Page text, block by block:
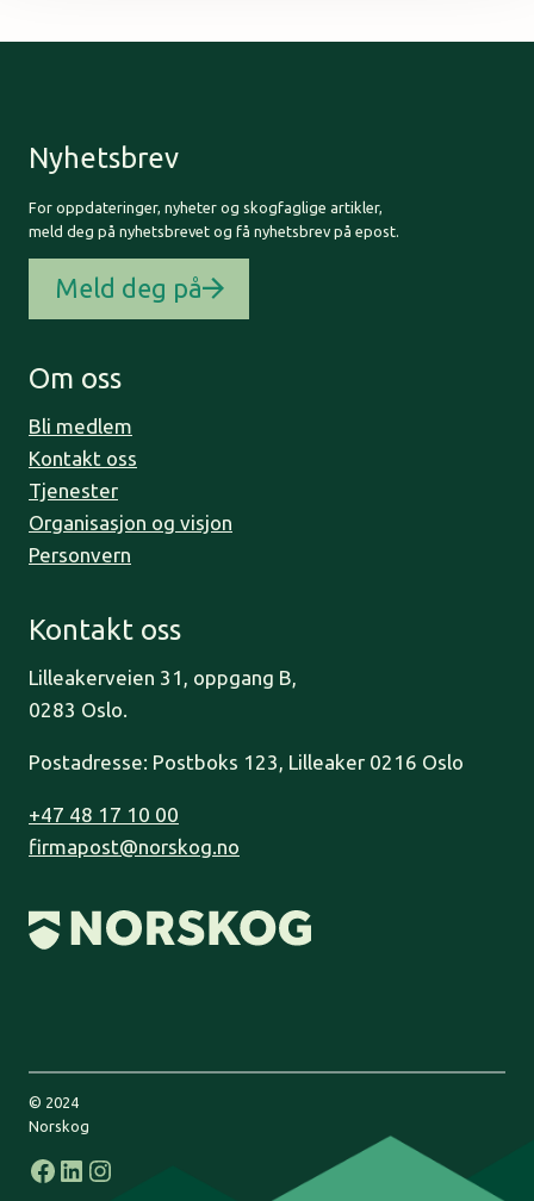
Nyhetsbrev
For oppdateringer, nyheter og skogfaglige artikler,
meld deg på nyhetsbrevet og få nyhetsbrev på epost.
Meld deg på
Om oss
Bli medlem
Kontakt oss
Tjenester
Organisasjon og visjon
Personvern
Kontakt oss
Lilleakerveien 31, oppgang B,
0283 Oslo.
Postadresse: Postboks 123, Lilleaker 0216 Oslo
+47 48 17 10 00
firmapost@norskog.no
© 2024
Norskog
Facebook
LinkedIn
Instagram